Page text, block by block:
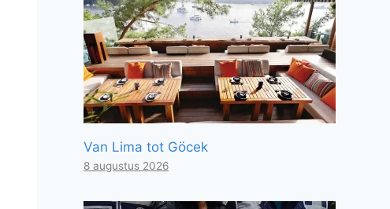
Van Lima tot Göcek
8 augustus 2026